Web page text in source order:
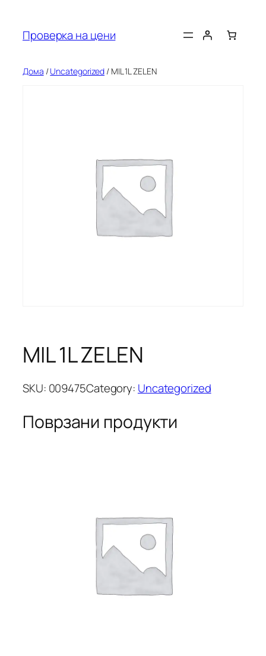
содржината
Проверка на цени
Дома /Uncategorized / MIL 1L ZELEN
MIL 1L ZELEN
SKU: 009475Category: Uncategorized
Поврзани продукти